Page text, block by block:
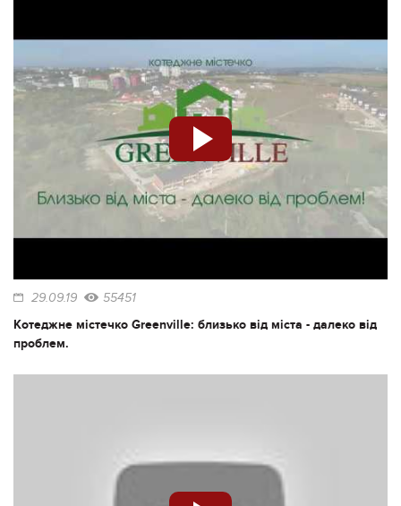
29.09.19 55451
Котеджне містечко Greenville: близько від міста - далеко від
проблем.